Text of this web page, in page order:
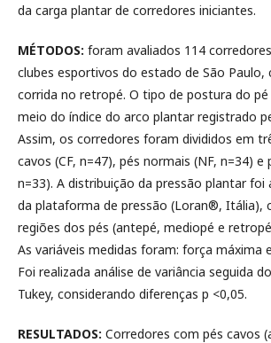
da carga plantar de corredores iniciantes.
MÉTODOS: foram avaliados 114
clubes esportivos do estado de São Paulo,
corrida no retropé. O tipo de postura do
meio do índice do arco plantar registrado
Assim, os corredores foram divididos em
cavos (CF, n=47), pés normais (NF, n=34) e
n=33). A distribuição da pressão plantar foi
da plataforma de pressão (Loran®, Itália),
regiões dos pés (antepé, mediopé e
As variáveis ​​medidas foram: força máxima
Foi realizada análise de variância seguida
Tukey, considerando diferenças p <0,05.
RESULTADOS: Corredores com pés cavos